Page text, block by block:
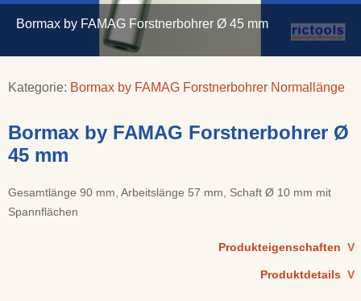
Bormax by FAMAG Forstnerbohrer Ø 45 mm
Kategorie: Bormax by FAMAG Forstnerbohrer Normallänge
Bormax by FAMAG Forstnerbohrer Ø
45 mm
Gesamtlänge 90 mm, Arbeitslänge 57 mm, Schaft Ø 10 mm mit
Spannflächen
Produkteigenschaften V
Produktdetails V